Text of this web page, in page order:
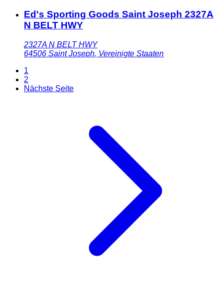
Ed's Sporting Goods Saint Joseph 2327A
N BELT HWY
2327A N BELT HWY
64506 Saint Joseph, Vereinigte Staaten
1
2
Nächste Seite